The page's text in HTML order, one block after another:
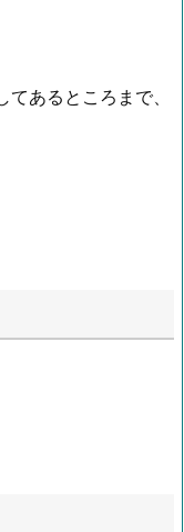
あるところまで、